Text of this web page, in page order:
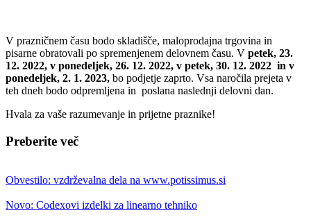
V prazničnem času bodo skladišče, maloprodajna trgovina in
pisarne obratovali po spremenjenem delovnem času. V petek, 23.
12. 2022, v ponedeljek, 26. 12. 2022, v petek, 30. 12. 2022 in v
ponedeljek, 2. 1. 2023, bo podjetje zaprto. Vsa naročila prejeta v
teh dneh bodo odpremljena in poslana naslednji delovni dan.
Hvala za vaše razumevanje in prijetne praznike!
Preberite več
Obvestilo: vzdrževalna dela na www.potissimus.si
Novo: Codexovi izdelki za linearno tehniko